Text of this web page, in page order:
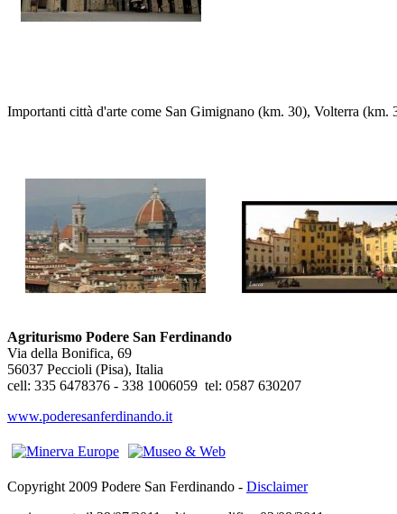
Importanti città d'arte come San Gimignano (km. 30), Volterra
Agriturismo Podere San Ferdinando
Via della Bonifica, 69
56037 Peccioli (Pisa), Italia
cell: 335 6478376 - 338 1006059 tel: 0587 630207
www.poderesanferdinando.it
Copyright 2009 Podere San Ferdinando - Disclaimer